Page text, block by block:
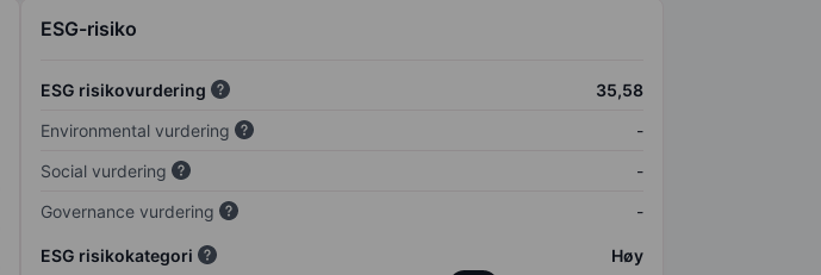
ESG-risiko
ESG risikovurdering
35,58
Environmental vurdering
-
Social vurdering
-
Governance vurdering
-
ESG risikokategori
Høy